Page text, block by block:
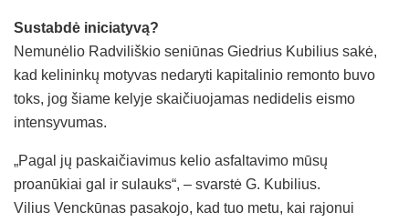
Sustabdė iniciatyvą?
Nemunėlio Radviliškio seniūnas Giedrius Kubilius sakė,
kad kelininkų motyvas nedaryti kapitalinio remonto buvo
toks, jog šiame kelyje skaičiuojamas nedidelis eismo
intensyvumas.
„Pagal jų paskaičiavimus kelio asfaltavimo mūsų
proanūkiai gal ir sulauks“, – svarstė G. Kubilius.
Vilius Venckūnas pasakojo, kad tuo metu, kai rajonui